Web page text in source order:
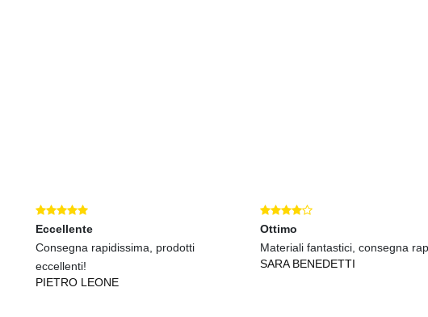
Eccellente
Consegna rapidissima, prodotti
eccellenti!
PIETRO LEONE
Ottimo
Materiali fantastici, consegna
SARA BENEDETTI